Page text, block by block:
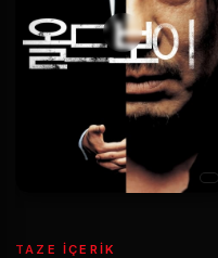
TAZE IÇERIK